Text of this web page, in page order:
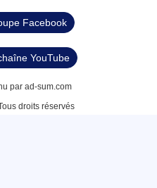
Facebook
YouTube
par ad-sum.com
droits réservés